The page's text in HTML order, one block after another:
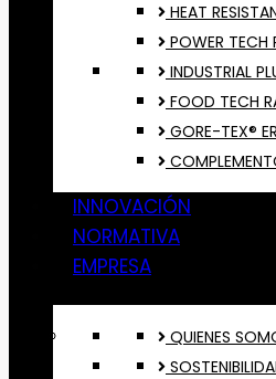
HEAT
POWER TECH
INDUSTRIAL
FOOD TECH
GORE-TEX®
INNOVACIÓN
NORMATIVA
EMPRESA
QUIENES